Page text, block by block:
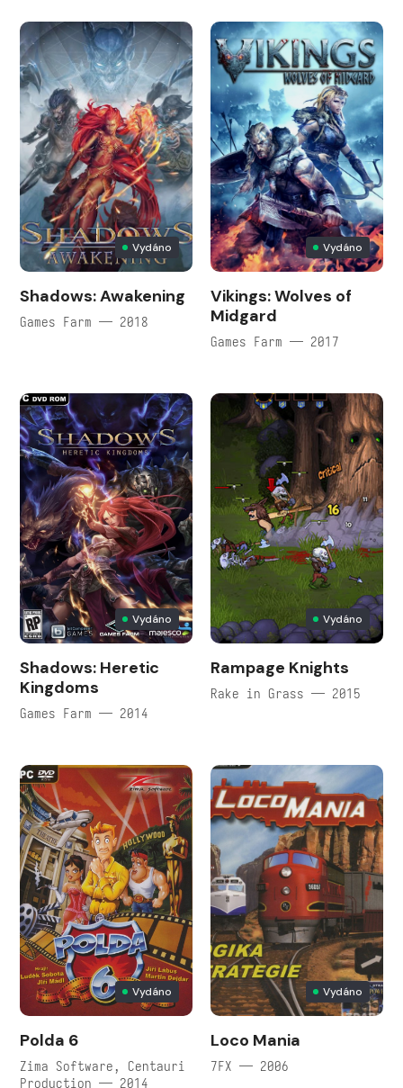
Vydáno
Shadows: Awakening
Games Farm — 2018
Vydáno
Vikings: Wolves of
Midgard
Games Farm — 2017
Vydáno
Shadows: Heretic
Kingdoms
Games Farm — 2014
Vydáno
Rampage Knights
Rake in Grass — 2015
Vydáno
Polda 6
Zima Software, Centauri
Production — 2014
Vydáno
Loco Mania
7FX — 2006